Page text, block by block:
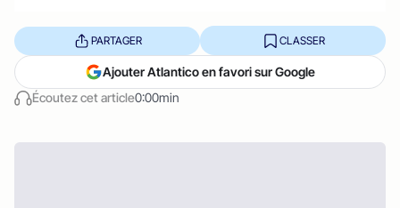
Écoutez cet article0:00min
PARTAGER CLASSER
Ajouter Atlantico en favori sur Google